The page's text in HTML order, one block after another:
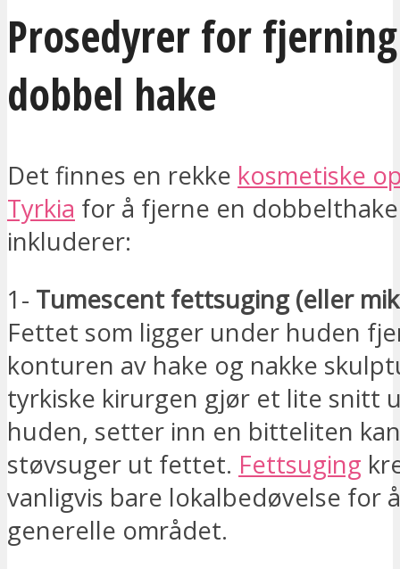
Prosedyrer for
dobbel hake
Det finnes en rekke kosmetiske
Tyrkia for å fjerne en
inkluderer:
1- Tumescent fettsuging (eller
Fettet som ligger under huden
konturen av hake og nakke
tyrkiske kirurgen gjør et lite snitt
huden, setter inn en bitteliten
støvsuger ut fettet. Fettsuging
vanligvis bare lokalbedøvelse for
generelle området.